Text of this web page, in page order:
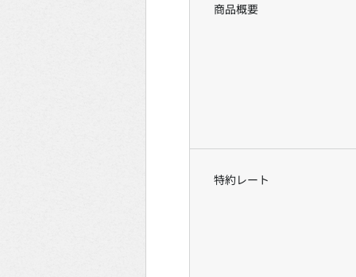
商品概要
特約レート